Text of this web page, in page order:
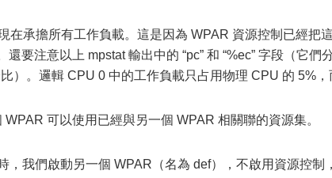
在承擔所有工作負載。這是因為 WPAR 資源控制已經把這
要注意以上 mpstat 輸出中的 “pc” 和 “%ec” 字段（它們
）。邏輯 CPU 0 中的工作負載只占用物理 CPU 的 5%，
可以使用已經與另一個 WPAR 相關聯的資源集。
，我們啟動另一個 WPAR（名為 def），不啟用資源控制，